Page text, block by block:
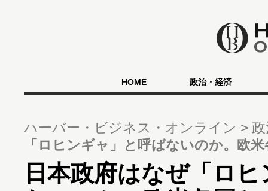
HOME 政治・経済
ハーバー・ビジネス・オンライン
「ロヒンギャ」と呼ばないのか。欧
日本政府はなぜ「ロ